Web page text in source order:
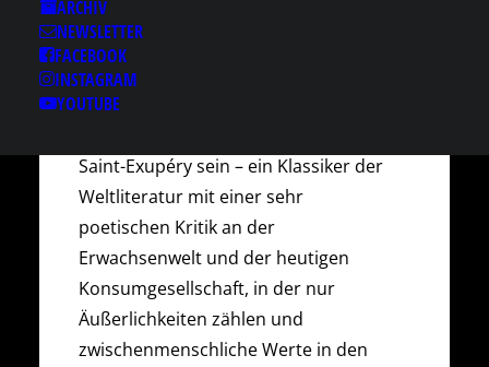
ARCHIV
NEWSLETTER
FACEBOOK
INSTAGRAM
YOUTUBE
Das diesjährige Weihnachtsmärchen
wird eine Theaterfassung der
legendären Erzählung des
Saint-Exupéry sein – ein Klassiker der
Weltliteratur mit einer sehr
poetischen Kritik an der
Erwachsenwelt und der heutigen
Konsumgesellschaft, in der nur
Äußerlichkeiten zählen und
zwischenmenschliche Werte in den